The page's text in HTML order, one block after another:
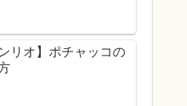
ンリオ】ポチャッコの